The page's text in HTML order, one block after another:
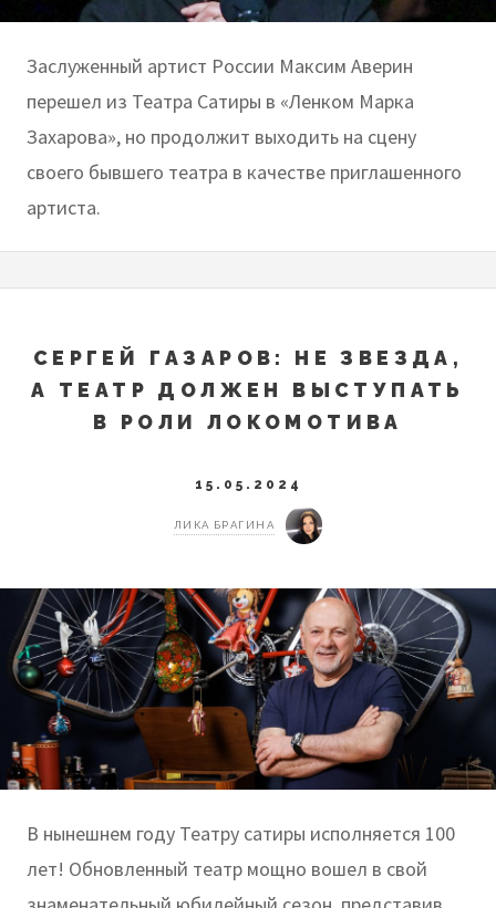
Заслуженный артист России Максим Аверин
перешел из Театра Сатиры в «Ленком Марка
Захарова», но продолжит выходить на сцену
своего бывшего театра в качестве приглашенного
артиста.
СЕРГЕЙ ГАЗАРОВ: НЕ ЗВЕЗДА,
А ТЕАТР ДОЛЖЕН ВЫСТУПАТЬ
В РОЛИ ЛОКОМОТИВА
15.05.2024
ЛИКА БРАГИНА
В нынешнем году Театру сатиры исполняется 100
лет! Обновленный театр мощно вошел в свой